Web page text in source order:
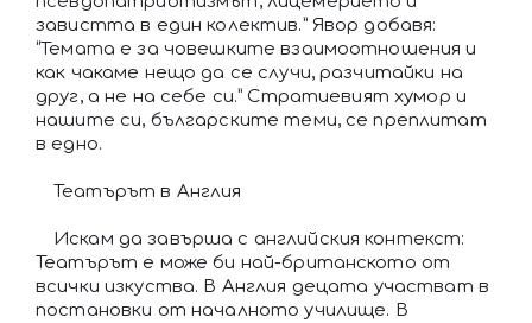
завистта в един колектив.” Явор добавя:
“Темата е за човешките взаимоотношения и
как чакаме нещо да се случи, разчитайки на
друг, а не на себе си.” Стратиевият хумор и
нашите си, българските теми, се преплитат
в едно.
Театърът в Англия
Искам да завърша с английския контекст:
Театърът е може би най-британското от
всички изкуства. В Англия децата участват в
постановки от началното училище. В